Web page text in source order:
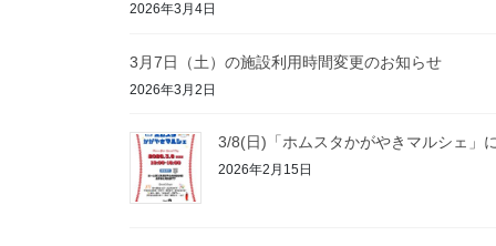
2026年3月4日
3月7日（土）の施設利用時間変更のお知らせ
2026年3月2日
3/8(日)「ホムスタかがやきマルシェ」
2026年2月15日